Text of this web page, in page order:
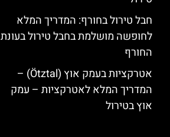
חבל טירול בחורף: המדריך המלא
לחופשה מושלמת בחבל טירול בעונת
החורף
אטרקציות בעמק אוץ (Ötztal) –
המדריך המלא לאטרקציות – עמק
אוץ בטירול